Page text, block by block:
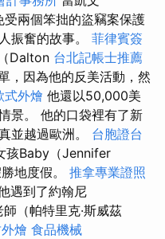
受兩個笨拙的盜竊案保護
振奮的故事。 菲律賓簽
Dalton 台北記帳士推薦
，因為他的反美活動，然
式外燴 他還以50,000美
景。 他的口袋裡有了新
並越過歐洲。 台胞證台
孩Baby（Jennifer
地度假。 推拿專業證照
遇到了約翰尼
（帕特里克·斯威茲
燴 食品機械